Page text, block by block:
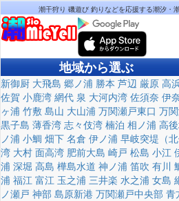
潮干狩り 磯遊び 釣りなどを応援する潮汐・
地域から選ぶ
新御厨 大飛島 郷ノ浦 勝本 芦辺 厳原 高
佐賀 小鹿湾 網代 泉 大河内湾 佐須奈 伊
ヶ浦 竹敷 島山 大山浦 万関瀬戸東口 万
黒子島 薄香湾 志々伎湾 楠泊 相ノ浦 高
ノ浦 小鯛 畑下 名倉 伊ノ浦 早岐突堤（北
湾 大村 面高湾 肥前大島 崎戸 松島 小江
浦 深堀 高島 樺島水道 神ノ浦 笛吹 有川
浦 福江 富江 玉之浦 三井楽 水之浦 女島
ノ瀬戸 神部 島原新港 万関瀬戸中央部 青